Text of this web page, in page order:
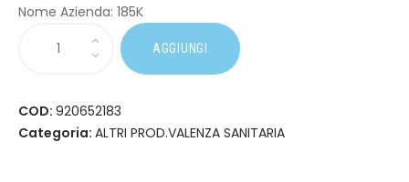
Nome Azienda: 185K
AGGIUNGI
COD: 920652183
Categoria: ALTRI PROD.VALENZA SANITARIA